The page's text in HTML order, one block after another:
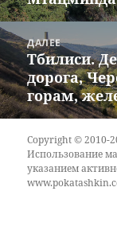
ДАЛЕЕ
Следующая
запись:
Тбилиси.
дорога,
горам,
Copyright © 2010-
Использование
указанием